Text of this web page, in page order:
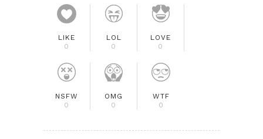
LIKE
0
LOL
0
LOVE
0
NSFW
0
OMG
0
WTF
0